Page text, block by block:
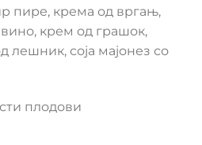
пире, крема од вргањ,
крем од грашок,
лешник, соја мајонез со
плодови